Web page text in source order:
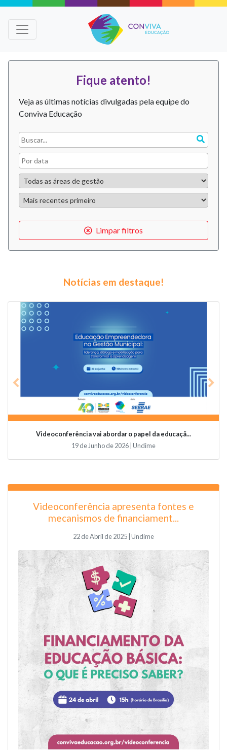
Fique atento!
Veja as últimas notícias divulgadas pela equipe do
Conviva Educação
Limpar filtros
Notícias em destaque!
Videoconferência vai abordar o papel da educaçã...
19 de Junho de 2026 | Undime
Previous
Videoconferência apresenta fontes e
mecanismos de financiament...
22 de Abril de 2025 | Undime